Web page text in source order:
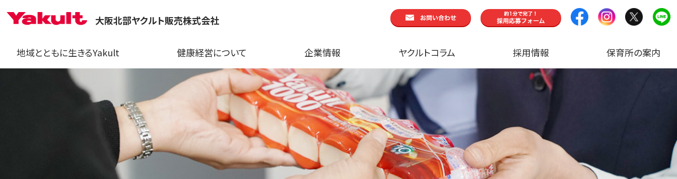
大阪北部ヤクルト販売株式会社
地域とともに生きるYakult 健康経営について 企業情報 ヤクルトコラム 採用情報 保育所の案内